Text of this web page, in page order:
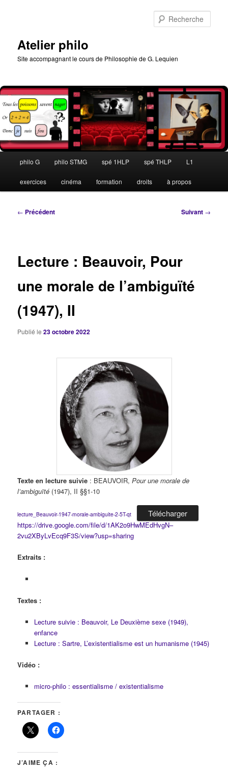
Atelier philo
Site accompagnant le cours de Philosophie de G. Lequien
principal
philo G philo STMG spé 1HLP spé THLP L1
exercices cinéma formation droits à propos
Navigation
← Précédent Suivant →
Lecture : Beauvoir, Pour
une morale de l’ambiguïté
(1947), II
Publié le23 octobre 2022
Texte en lecture suivie : BEAUVOIR,Pour une morale de
l’ambiguïté (1947), II §§1-10
lecture_Beauvoir-1947-morale-ambiguite-2-5T-qt Télécharger
https://drive.google.com/file/d/1AK2o9HwMEdHvgN–
2vu2XByLvEcq9F3S/view?usp=sharing
Extraits :
Textes :
Lecture suivie : Beauvoir, Le Deuxième sexe (1949),
enfance
Lecture : Sartre, L’existentialisme est un humanisme (1945)
Vidéo :
micro-philo : essentialisme / existentialisme
PARTAGER :
J’AIME ÇA :